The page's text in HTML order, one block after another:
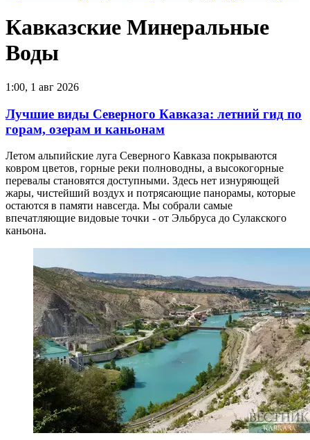
Кавказские Минеральные
Воды
1:00, 1 авг 2026
Лучшие виды Северного Кавказа: летний гид по
горам, озерам и каньонам
Летом альпийские луга Северного Кавказа покрываются
ковром цветов, горные реки полноводны, а высокогорные
перевалы становятся доступными. Здесь нет изнуряющей
жары, чистейший воздух и потрясающие панорамы, которые
остаются в памяти навсегда. Мы собрали самые
впечатляющие видовые точки - от Эльбруса до Сулакского
каньона.